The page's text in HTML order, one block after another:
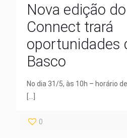
Nova edição
Connect trará
oportunidades
Basco
No dia 31/5, às 10h – horário
0